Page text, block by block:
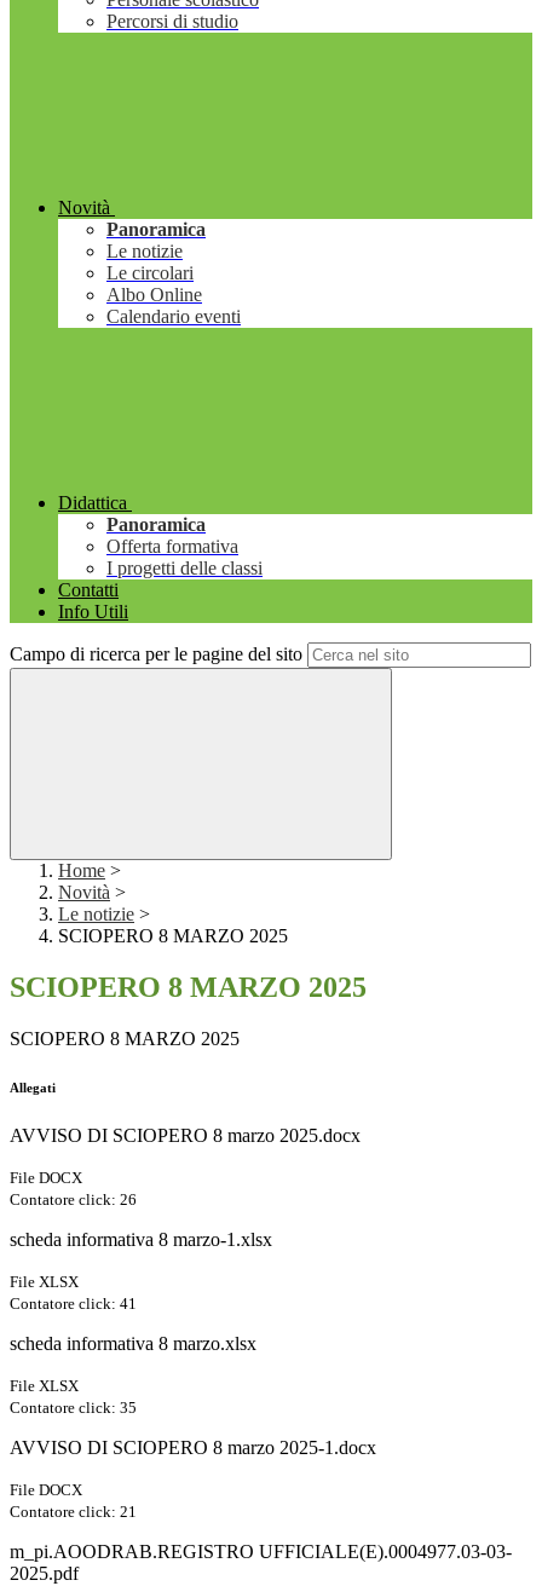
Percorsi di studio
Novità
Panoramica
Le notizie
Le circolari
Albo Online
Calendario eventi
Didattica
Panoramica
Offerta formativa
I progetti delle classi
Contatti
Info Utili
Campo di ricerca per le pagine del sito
Home >
Novità >
Le notizie >
SCIOPERO 8 MARZO 2025
SCIOPERO 8 MARZO 2025
SCIOPERO 8 MARZO 2025
Allegati
AVVISO DI SCIOPERO 8 marzo 2025.docx
File DOCX
Contatore click: 26
scheda informativa 8 marzo-1.xlsx
File XLSX
Contatore click: 41
scheda informativa 8 marzo.xlsx
File XLSX
Contatore click: 35
AVVISO DI SCIOPERO 8 marzo 2025-1.docx
File DOCX
Contatore click: 21
m_pi.AOODRAB.REGISTRO UFFICIALE(E).0004977.03-03-
2025.pdf